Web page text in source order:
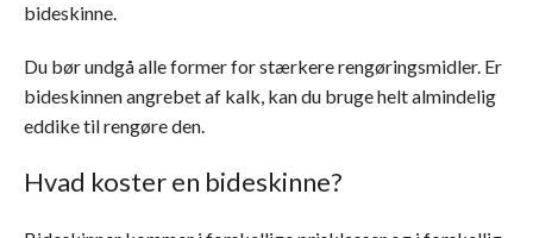
bideskinne.
Du bør undgå alle former for stærkere rengøringsmidler. Er
bideskinnen angrebet af kalk, kan du bruge helt almindelig
eddike til rengøre den.
Hvad koster en bideskinne?